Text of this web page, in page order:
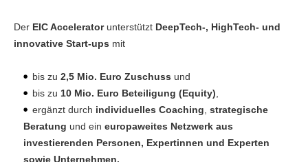
Der EIC Acceleratorunterstützt DeepTech-, HighTech- und
innovative Start-ups mit
bis zu 2,5 Mio. Euro Zuschuss und
bis zu 10 Mio. Euro Beteiligung (Equity)
ergänzt durch individuelles Coaching strategische
Beratung und ein europaweites Netzwerk aus
investierenden Personen, Expertinnen und Experten
sowie Unternehmen.